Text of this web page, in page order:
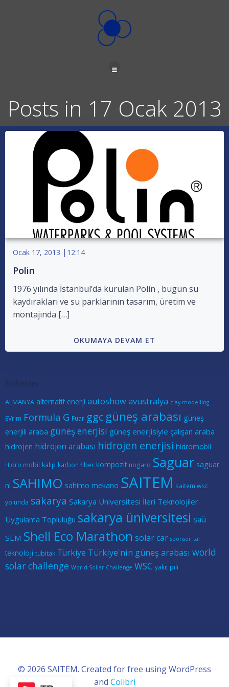
geç
Posts in 17 Ocak 2013
Ocak 17, 2013 | 12:14
Polin
1976 yılında İstanbul’da kurulan Polin , bugün su
kaydırakları ve su parklarının tasarım, üretim ve
montajında […]
OKUMAYA DEVAM ET
ALMANYA alternatif enerji autoshowavustralya clay modelling
EVrim Formula G Fuar ggc güneş arabası güneş
enerjili araba güneş enerjisi güneş enerjisiyle çalışan araba
hidrojen hidrojen arabası hidrojen enerjisi hidromobil
Hidro mobil kalıp karbon fiber kompozit nogaro Saguar saguar
nl SAHIMO sahimo mekano SAITEM saitem wsc
yolunda sakarya Sakarya Üniversitesi İleri Teknolojiler
Uygulama Topluluğu sakarya üniversitesi saü
SEM Shell Eco Marathon solar car sponsor tai
teknoloji tubitak Türkiye Türkiye'nin güneş arabası world
solar challenge World Sollar Challenge WSC yakıt pili
© 2026 SAITEM. Created for free using WordPress
and Colibri